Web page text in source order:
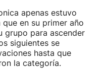
apenas estuvo
en su primer año
grupo para ascender
siguientes se
hasta que
la categoría.